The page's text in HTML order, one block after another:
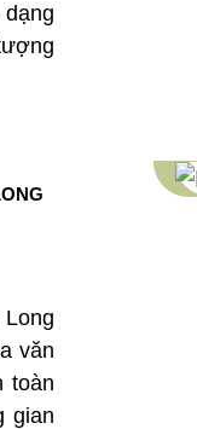
văn
toàn
gian